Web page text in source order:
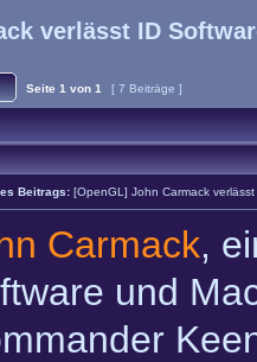
verlässt ID
Seite 1 von 1 [ 7 Beiträge ]
Beitrags: [OpenGL] John Carmack
Carmack,
und